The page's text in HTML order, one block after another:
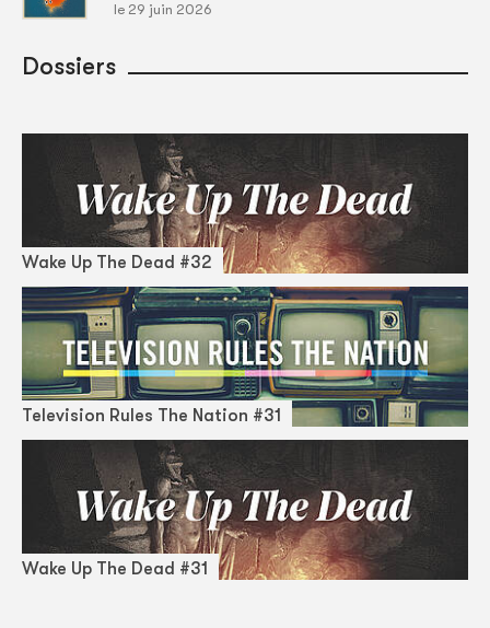
le 29 juin 2026
Dossiers
Wake Up The Dead #32
Television Rules The Nation #31
Wake Up The Dead #31